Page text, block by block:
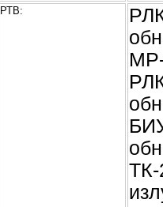
РТВ:
ТК-